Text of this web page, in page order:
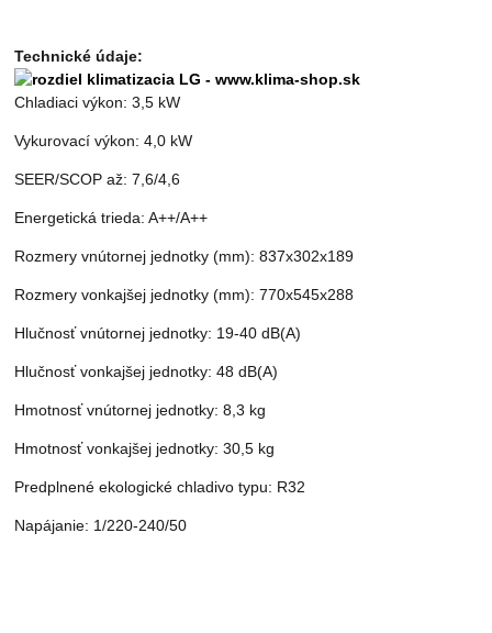
Technické údaje:
Chladiaci výkon: 3,5 kW
Vykurovací výkon: 4,0 kW
SEER/SCOP až: 7,6/4,6
Energetická trieda: A++/A++
Rozmery vnútornej jednotky (mm): 837x302x189
Rozmery vonkajšej jednotky (mm): 770x545x288
Hlučnosť vnútornej jednotky: 19-40 dB(A)
Hlučnosť vonkajšej jednotky: 48 dB(A)
Hmotnosť vnútornej jednotky: 8,3 kg
Hmotnosť vonkajšej jednotky: 30,5 kg
Predplnené ekologické chladivo typu: R32
Napájanie: 1/220-240/50